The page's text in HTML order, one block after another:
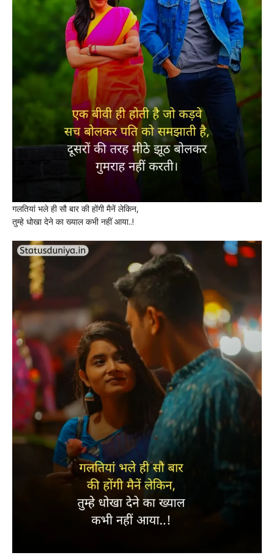
गलतियां भले ही सौ बार की होंगी मैनें लेकिन,
तुम्हे धोखा देने का ख्याल कभी नहीं आया..!